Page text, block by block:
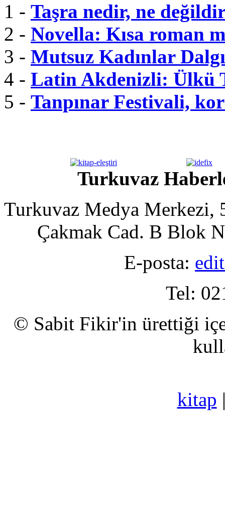
1 - Taşra nedir, ne
2 - Novella: Kısa roman
3 - Mutsuz Kadınlar
4 - Latin Akdenizli: Ülkü
5 - Tanpınar Festivali,
Turkuvaz
Turkuvaz Medya Merkezi,
Çakmak Cad. B Blok
E-posta:
Tel:
© Sabit Fikir'in ürettiği
kitap